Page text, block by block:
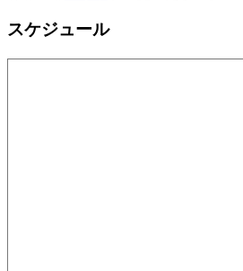
スケジュール